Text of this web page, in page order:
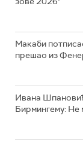
Макаби
прешао из
Ивана
Бирмингему: Не